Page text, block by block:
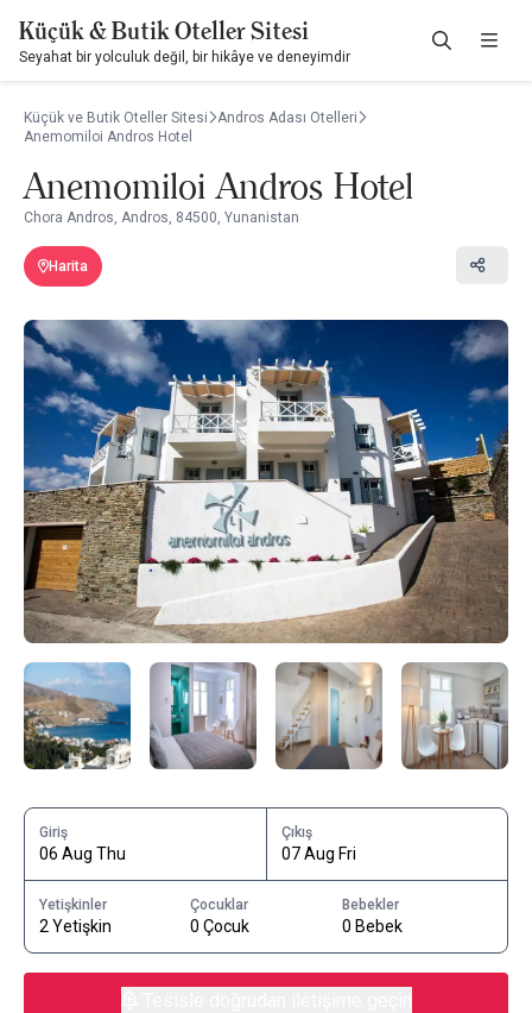
Küçük & Butik Oteller Sitesi
Seyahat bir yolculuk değil, bir hikâye ve deneyimdir
Küçük ve Butik Oteller Sitesi
Andros Adası Otelleri
Anemomiloi Andros Hotel
Anemomiloi Andros Hotel
Chora Andros, Andros, 84500, Yunanistan
Harita
Giriş
06 Aug Thu
Çıkış
07 Aug Fri
Yetişkinler
2 Yetişkin
Çocuklar
0 Çocuk
Bebekler
0 Bebek